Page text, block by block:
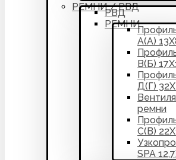
РЕМНИ / РВД
РВД
РЕМНИ
А(А)
В(Б)
Д(Г)
ремни
С(В)
SPA